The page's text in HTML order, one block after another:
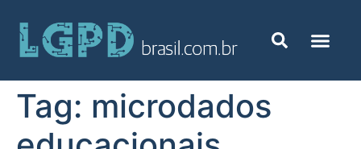
Tag: microdados